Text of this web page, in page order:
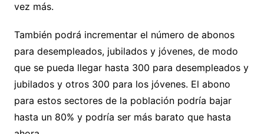
vez más.
También podrá incrementar el número de abonos
para desempleados, jubilados y jóvenes, de modo
que se pueda llegar hasta 300 para desempleados y
jubilados y otros 300 para los jóvenes. El abono
para estos sectores de la población podría bajar
hasta un 80% y podría ser más barato que hasta